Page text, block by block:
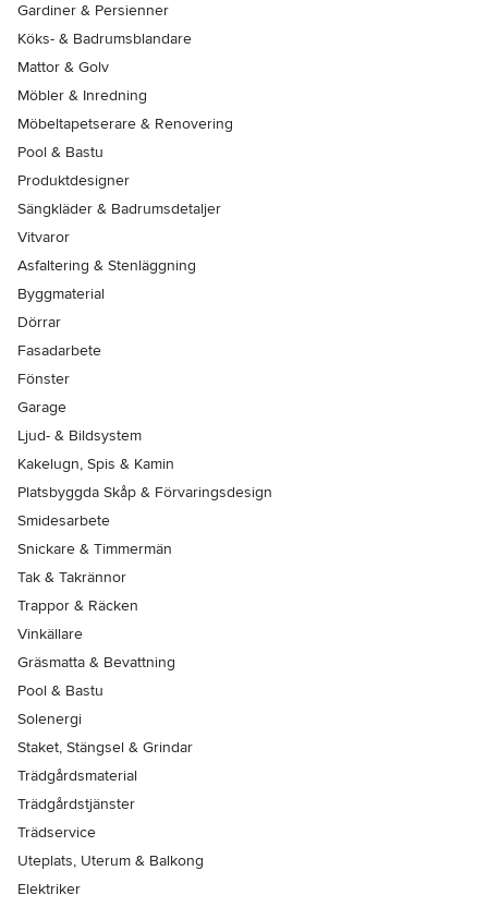
Gardiner & Persienner
Köks- & Badrumsblandare
Mattor & Golv
Möbler & Inredning
Möbeltapetserare & Renovering
Pool & Bastu
Produktdesigner
Sängkläder & Badrumsdetaljer
Vitvaror
Asfaltering & Stenläggning
Byggmaterial
Dörrar
Fasadarbete
Fönster
Garage
Ljud- & Bildsystem
Kakelugn, Spis & Kamin
Platsbyggda Skåp & Förvaringsdesign
Smidesarbete
Snickare & Timmermän
Tak & Takrännor
Trappor & Räcken
Vinkällare
Gräsmatta & Bevattning
Pool & Bastu
Solenergi
Staket, Stängsel & Grindar
Trädgårdsmaterial
Trädgårdstjänster
Trädservice
Uteplats, Uterum & Balkong
Elektriker